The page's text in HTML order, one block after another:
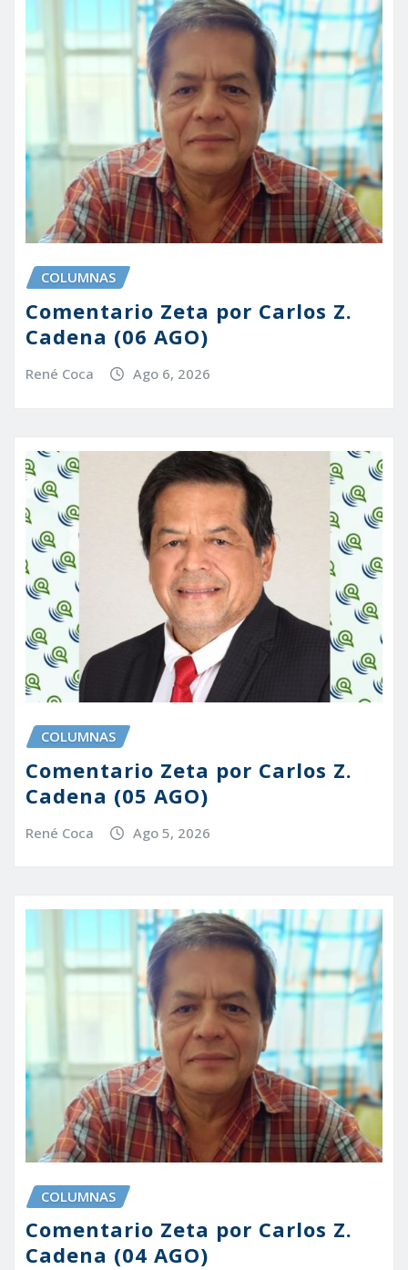
COLUMNAS
Comentario Zeta por Carlos Z.
Cadena (06 AGO)
René Coca Ago 6, 2026
COLUMNAS
Comentario Zeta por Carlos Z.
Cadena (05 AGO)
René Coca Ago 5, 2026
COLUMNAS
Comentario Zeta por Carlos Z.
Cadena (04 AGO)